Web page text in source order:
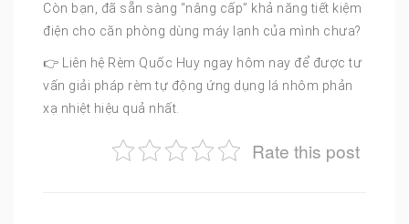
Còn bạn, đã sẵn sàng “nâng cấp” khả năng tiết kiệm
điện cho căn phòng dùng máy lạnh của mình chưa?
👉 Liên hệ Rèm Quốc Huy ngay hôm nay để được tư
vấn giải pháp rèm tự động ứng dụng lá nhôm phản
xạ nhiệt hiệu quả nhất.
Rate this post